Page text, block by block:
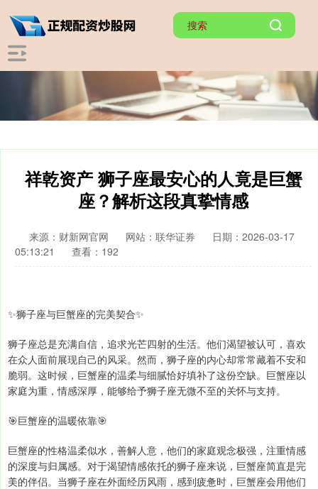
祥乾资产 狮子座最安心的人竟是巨蟹
座？解析这段真挚情感
来源：财新网官网 网站：联华证券
日期：2026-03-17
05:13:21
查看：192
✨狮子座与巨蟹座的完美契合✨
狮子座总是充满自信，追求光芒四射的生活。他们渴望被认可，喜欢
在众人面前展现自己的风采。然而，狮子座的内心却常常藏着不安和
脆弱。这时候，巨蟹座的温柔与细腻恰好填补了这份空缺。巨蟹座以
家庭为重，情感深厚，能够给予狮子座无微不至的关怀与支持。
🎯巨蟹座的温暖依靠🎯
巨蟹座的性格温柔似水，善解人意，他们的家庭观念极强，注重情感
的深度与归属感。对于渴望情感依托的狮子座来说，巨蟹座简直是完
美的伴侣。当狮子座在外面经历风雨，感到疲惫时，巨蟹座会用他们